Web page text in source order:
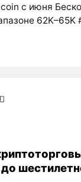
с июня
62K–65K